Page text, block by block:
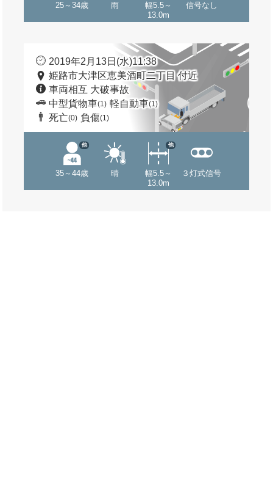
25～34歳 雨
幅5.5～
13.0m
信号なし
2019年2月13日(水)11:38
姫路市大津区恵美酒町二丁目 付近
車両相互 大破事故
中型貨物車(1) 軽自動車(1)
死亡(0) 負傷(1)
35～44歳
他
晴
幅5.5～
13.0m
他
３灯式信号